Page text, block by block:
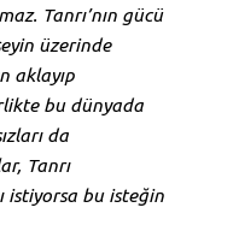
Tanrı’nın gücü
üzerinde
aklayıp
bu dünyada
da
Tanrı
istiyorsa bu isteğin